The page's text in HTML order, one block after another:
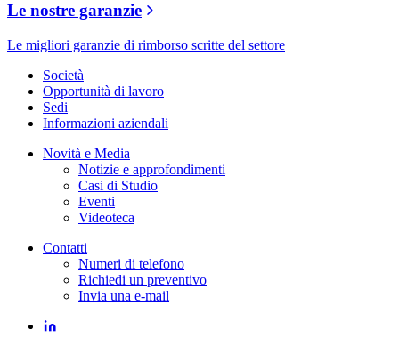
Le nostre garanzie
Le migliori garanzie di rimborso scritte del settore
Società
Opportunità di lavoro
Sedi
Informazioni aziendali
Novità e Media
Notizie e approfondimenti
Casi di Studio
Eventi
Videoteca
Contatti
Numeri di telefono
Richiedi un preventivo
Invia una e-mail